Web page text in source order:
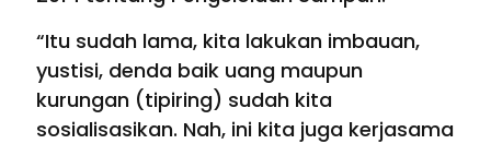
“Itu sudah lama, kita lakukan imbauan,
yustisi, denda baik uang maupun
kurungan (tipiring) sudah kita
sosialisasikan. Nah, ini kita juga kerjasama